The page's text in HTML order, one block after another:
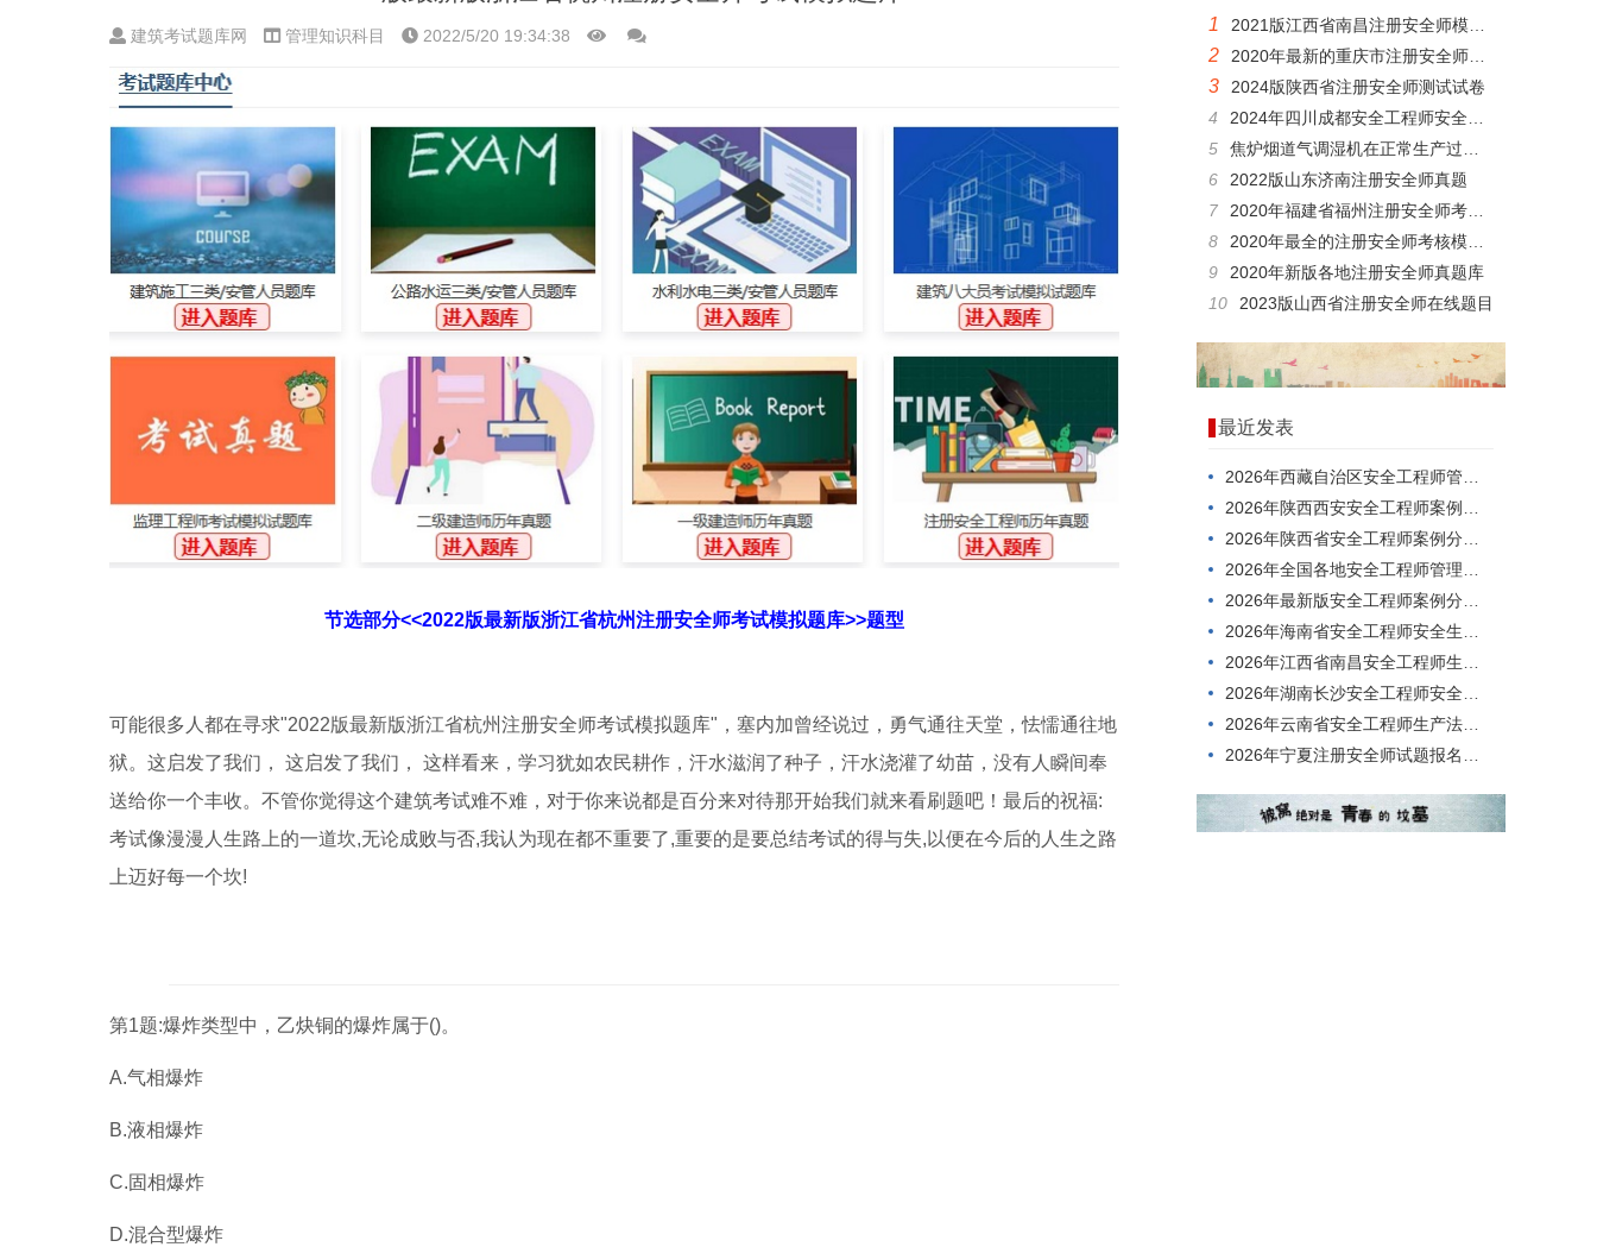
建筑考试题库网 管理知识科目 2022/5/20 19:34:38
节选部分<<2022版最新版浙江省杭州注册安全师考试模拟题库>>题型
可能很多人都在寻求"2022版最新版浙江省杭州注册安全师考试模拟题库"，塞内加曾经说过，勇气通往天堂，怯懦通往地
狱。这启发了我们， 这启发了我们， 这样看来，学习犹如农民耕作，汗水滋润了种子，汗水浇灌了幼苗，没有人瞬间奉
送给你一个丰收。不管你觉得这个建筑考试难不难，对于你来说都是百分来对待那开始我们就来看刷题吧！最后的祝福:
考试像漫漫人生路上的一道坎,无论成败与否,我认为现在都不重要了,重要的是要总结考试的得与失,以便在今后的人生之路
上迈好每一个坎!
第1题:爆炸类型中，乙炔铜的爆炸属于()。
A.气相爆炸
B.液相爆炸
C.固相爆炸
D.混合型爆炸
1 2021版江西省南昌注册安全师模拟练习题
2 2020年最新的重庆市注册安全师考试题型软件
3
2024版陕西省注册安全师测试试卷
4
2024年四川成都安全工程师安全生产技术考核题目
5
焦炉烟道气调湿机在正常生产过程中，为防止干燥床排气凝露，控制其温度不应低于()。
6
2022版山东济南注册安全师真题
7
2020年福建省福州注册安全师考试模拟真题
8
2020年最全的注册安全师考核模拟试题刷题软件
9
2020年新版各地注册安全师真题库
10
2023版山西省注册安全师在线题目
最近发表
2026年西藏自治区安全工程师管理知识模拟真题
2026年陕西西安安全工程师案例分析模拟试题
2026年陕西省安全工程师案例分析在线模拟试题
2026年全国各地安全工程师管理知识在线模拟考试，难度高不高？
2026年最新版安全工程师案例分析在线考试，到底难不难考？
2026年海南省安全工程师安全生产技术，刷题有哪些app?
2026年江西省南昌安全工程师生产法及法律知识历年题库
2026年湖南长沙安全工程师安全生产技术在线真题
2026年云南省安全工程师生产法及法律知识在线考核历年真题
2026年宁夏注册安全师试题报名时间